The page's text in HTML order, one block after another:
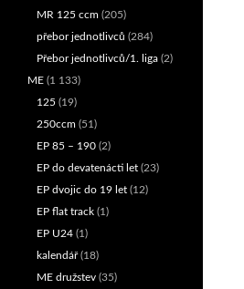
MR 125 ccm (205)
přebor jednotlivců (284)
Přebor jednotlivců/1. liga (2)
ME (1 133)
125 (19)
250ccm (51)
EP 85 – 190 (2)
EP do devatenácti let (23)
EP dvojic do 19 let (12)
EP flat track (1)
EP U24 (1)
kalendář(18)
ME družstev (35)